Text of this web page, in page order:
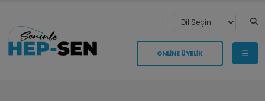
ONLİNE ÜYELİK